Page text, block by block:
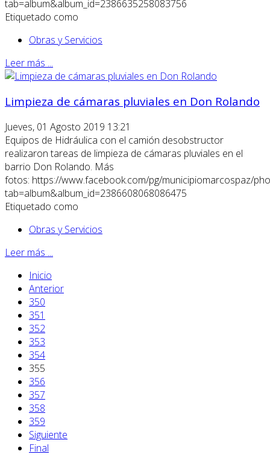
tab=album&album_id=2386635258083756
Etiquetado como
Obras y Servicios
Leer más ...
Limpieza de cámaras pluviales en Don Rolando
Jueves, 01 Agosto 2019 13:21
Equipos de Hidráulica con el camión desobstructor
realizaron tareas de limpieza de cámaras pluviales en el
barrio Don Rolando. Más
fotos: https://www.facebook.com/pg/municipiomarcospaz/
tab=album&album_id=2386608068086475
Etiquetado como
Obras y Servicios
Leer más ...
Inicio
Anterior
350
351
352
353
354
355
356
357
358
359
Siguiente
Final